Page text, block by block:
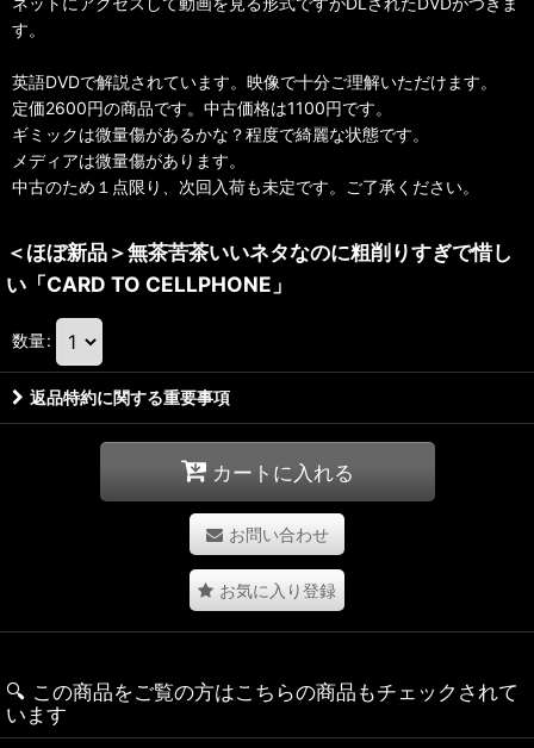
す。
英語DVDで解説されています。映像で十分ご理解いただけます。
定価2600円の商品です。中古価格は1100円です。
ギミックは微量傷があるかな？程度で綺麗な状態です。
メディアは微量傷があります。
中古のため１点限り、次回入荷も未定です。ご了承ください。
＜ほぼ新品＞無茶苦茶いいネタなのに粗削りすぎで惜し
い「CARD TO CELLPHONE」
数量:
返品特約に関する重要事項
カートに入れる
お問い合わせ
お気に入り登録
🔍️ この商品をご覧の方はこちらの商品もチェックされて
います